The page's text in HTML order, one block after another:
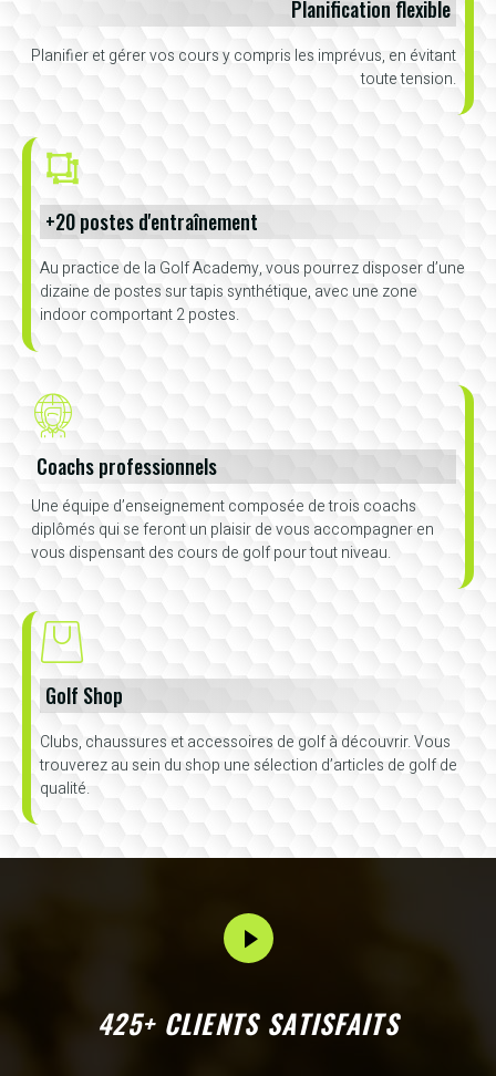
Planification flexible
Planifier et gérer vos cours y compris les imprévus, en évitant
toute tension.
+20 postes d'entraînement
Au practice de la Golf Academy, vous pourrez disposer d’une
dizaine de postes sur tapis synthétique, avec une zone
indoor comportant 2 postes.
Coachs professionnels
Une équipe d’enseignement composée de trois coachs
diplômés qui se feront un plaisir de vous accompagner en
vous dispensant des cours de golf pour tout niveau.
Golf Shop
Clubs, chaussures et accessoires de golf à découvrir. Vous
trouverez au sein du shop une sélection d’articles de golf de
qualité.
425+ CLIENTS SATISFAITS